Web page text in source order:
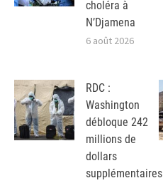
choléra à
N’Djamena
6 août 2026
RDC :
Washington
débloque 242
millions de
dollars
supplémentaires